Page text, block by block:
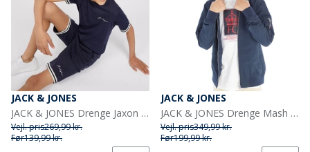
JACK & JONES
JACK & JONES Drenge Jaxon T shirt Og Shorts Sæt Navy Blazer
Vejl. pris269,99 kr.
Før139,99 kr.
JACK & JONES
JACK & JONES Drenge Mash Bomberjakke Blå Blazer
Vejl. pris349,99 kr.
Før199,99 kr.